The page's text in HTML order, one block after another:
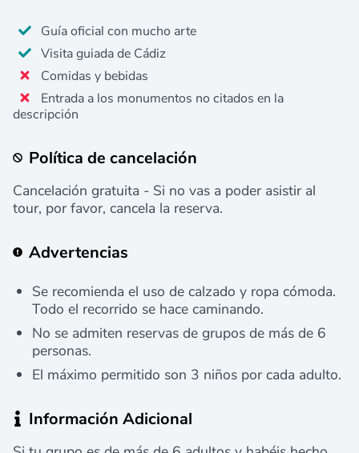
Guía oficial con mucho arte
Visita guiada de Cádiz
Comidas y bebidas
Entrada a los monumentos no citados en la
descripción
Política de cancelación
Cancelación gratuita - Si no vas a poder asistir al
tour, por favor, cancela la reserva.
Advertencias
Se recomienda el uso de calzado y ropa cómoda.
Todo el recorrido se hace caminando.
No se admiten reservas de grupos de más de 6
personas.
El máximo permitido son 3 niños por cada adulto.
Información Adicional